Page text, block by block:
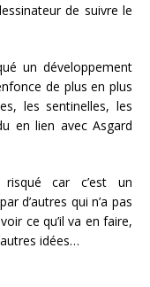
de suivre le
un développement
de plus en plus
les sentinelles, les
en lien avec Asgard
car c’est un
d’autres qui n’a pas
ce qu’il va en faire,
idées…